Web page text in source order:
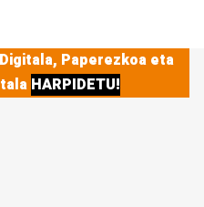
Paperezkoa eta
HARPIDETU!